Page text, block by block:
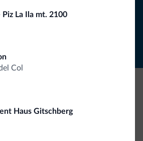
La Ila mt. 2100
Col
Haus Gitschberg
Dolomiti.it
la nuova collezione
Ecco la nuova collezione firmata